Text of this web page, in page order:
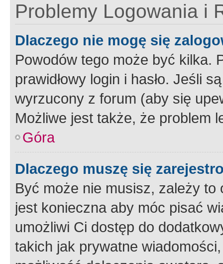
Problemy Logowania i
Dlaczego nie mogę się
Powodów tego może być kilka.
prawidłowy login i hasło. Jeśli
wyrzucony z forum (aby się
Możliwe jest także, że problem
Góra
Dlaczego muszę się
Być może nie musisz, zależy
jest konieczna aby móc pisać
umożliwi Ci dostęp do
takich jak prywatne